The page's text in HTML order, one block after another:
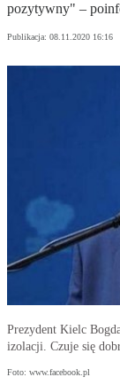
pozytywny" –
Publikacja: 08.11.2020 16:16
Prezydent Kielc
izolacji. Czuje się
Foto: www.facebook.pl